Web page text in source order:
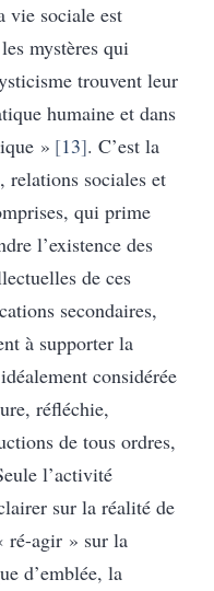
vie sociale est
mystères qui
trouvent leur
humaine et dans
» 13 . C’est la
sociales et
qui prime
l’existence des
de ces
secondaires,
à supporter la
considérée
réfléchie,
de tous ordres,
l’activité
sur la réalité de
ré-agir » sur la
d’emblée, la